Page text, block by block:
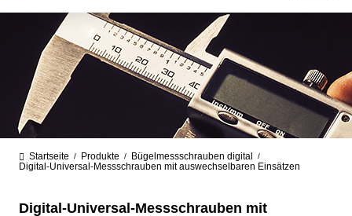
Startseite / Produkte / Bügelmessschrauben digital /
Digital-Universal-Messschrauben mit auswechselbaren Einsätzen
Digital-Universal-Messschrauben mit